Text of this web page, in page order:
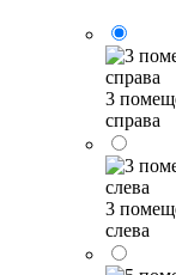
3
справа
3
слева